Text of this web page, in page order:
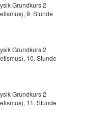
Grundkurs 2
9. Stunde
Grundkurs 2
10. Stunde
Grundkurs 2
11. Stunde